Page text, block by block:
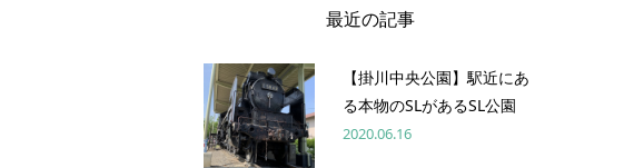
最近の記事
【掛川中央公園】駅近にあ
る本物のSLがあるSL公園
2020.06.16